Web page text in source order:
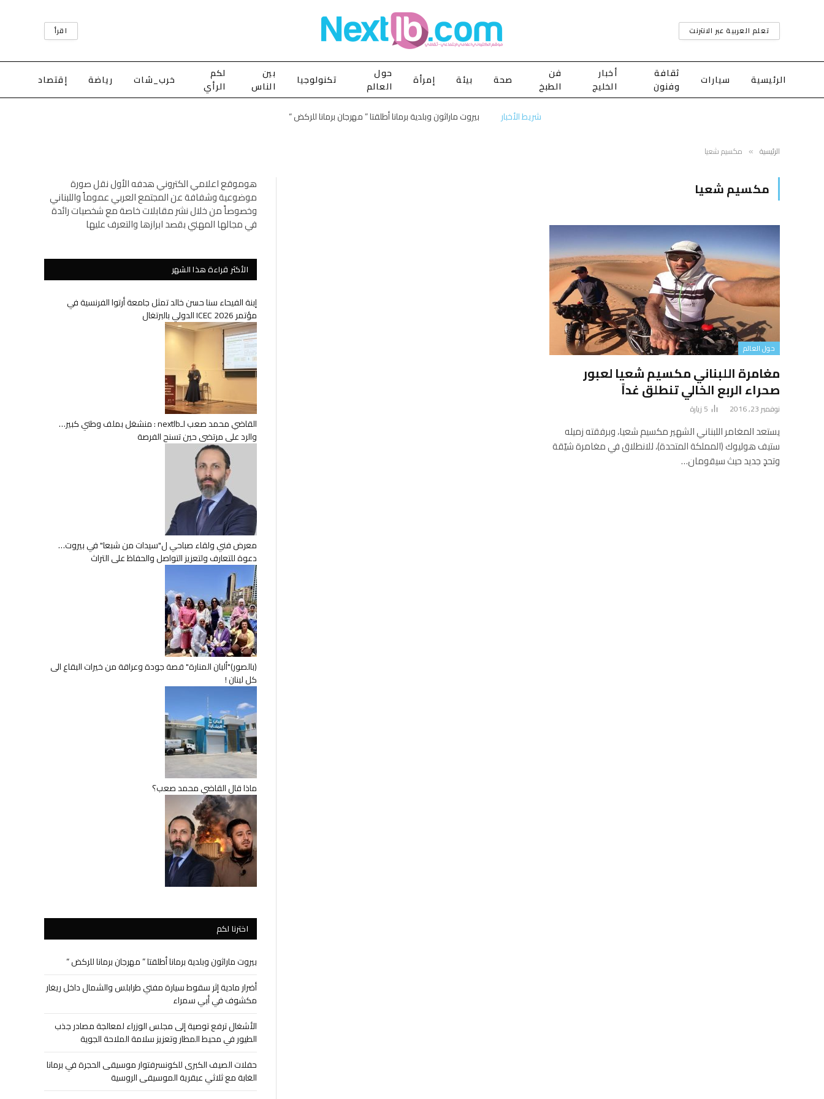
تعلم العربية عبر الانترنت اقرأ
الرئيسية سيارات
ثقافة
وفنون
أخبار
الخليج
فن
الطبخ
صحة بيئة إمرأة
حول
العالم
تكنولوجيا
بين
الناس
لكم
الرأي
خرب_شات رياضة إقتصاد
شريط الأخبار بيروت ماراثون وبلدية برمانا أطلقتا ” مهرجان برمانا للركض “
الرئيسية » مكسيم شعيا
مكسيم شعيا
حول العالم
مغامرة اللبناني مكسيم شعيا لعبور
صحراء الربع الخالي تنطلق غداً
نوفمبر 23, 2016 5 زيارة
يستعد المغامر اللبناني الشهير مكسيم شعيا، وبرفقته زميله
ستيف هوليوك (المملكة المتحدة)، للانطلاق في مغامرة شيّقة
وتحدٍ جديد حيث سيقومان…
هوموقع اعلامي الكتروني هدفه الأول نقل صورة
موضوعية وشفافة عن المجتمع العربي عموماً واللبناني
وخصوصاً من خلال نشر مقابلات خاصة مع شخصيات رائدة
في مجالها المهني بقصد ابرازها والتعرف عليها
الأكثر قراءة هذا الشهر
إبنة الفيحاء سنا حسن خالد تمثل جامعة أرتوا الفرنسية في
مؤتمر ICEC 2026 الدولي بالبرتغال
القاضي محمد صعب لـnextlb : منشغل بملف وطني كبير…
والرد على مرتضى حين تسنح الفرصة
معرض فني ولقاء صباحي ل"سيدات من شبعا" في بيروت…
دعوة للتعارف ولتعزيز التواصل والحفاظ على التراث
(بالصور)"ألبان المنارة" قصة جودة وعراقة من خيرات البقاع الى
كل لبنان !
ماذا قال القاضي محمد صعب؟
اخترنا لكم
بيروت ماراثون وبلدية برمانا أطلقتا ” مهرجان برمانا للركض “
أضرار مادية إثر سقوط سيارة مفتي طرابلس والشمال داخل ريغار
مكشوف في أبي سمراء
الأشغال ترفع توصية إلى مجلس الوزراء لمعالجة مصادر جذب
الطيور في محيط المطار وتعزيز سلامة الملاحة الجوية
حفلات الصيف الكبرى للكونسرفتوار موسيقى الحجرة في برمانا
الغابة مع ثلاثي عبقرية الموسيقى الروسية